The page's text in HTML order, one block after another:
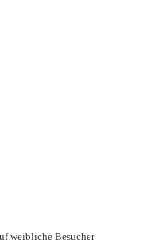
weibliche Besucher